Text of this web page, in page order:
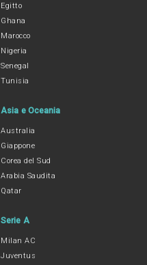
Egitto
Ghana
Marocco
Nigeria
Senegal
Tunisia
Asia e Oceania
Australia
Giappone
Corea del Sud
Arabia Saudita
Qatar
Serie A
Milan AC
Juventus